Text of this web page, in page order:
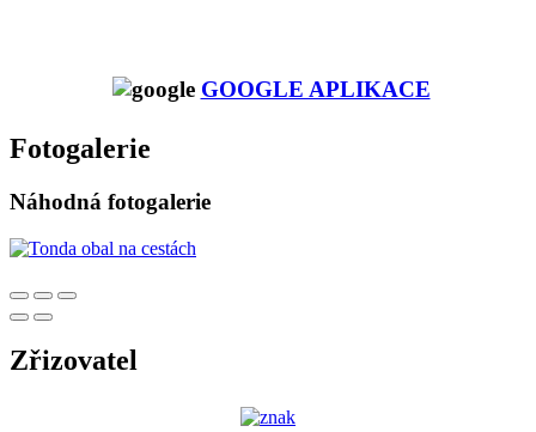
GOOGLE APLIKACE
Fotogalerie
Náhodná fotogalerie
Zřizovatel